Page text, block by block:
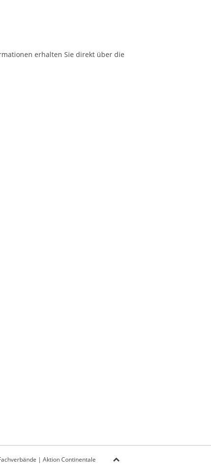
erhalten Sie direkt über die
| Aktion Continentale